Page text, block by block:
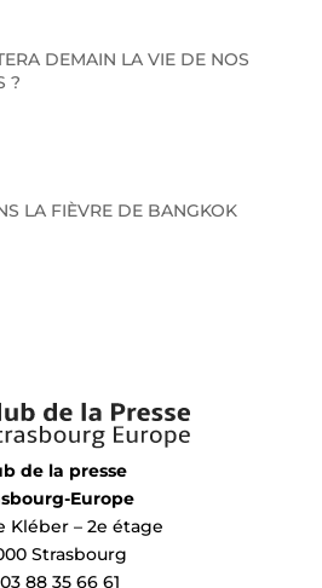
DEMAIN LA VIE DE NOS
?
LA FIÈVRE DE BANGKOK
de la presse
Europe
Kléber – 2e étage
Strasbourg
88 35 66 61